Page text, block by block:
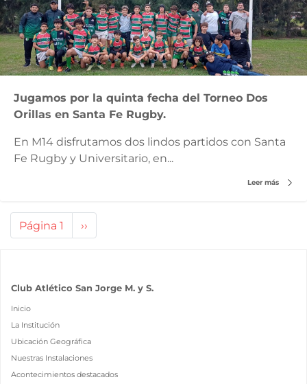
Jugamos por la quinta fecha del Torneo Dos
Orillas en Santa Fe Rugby.
En M14 disfrutamos dos lindos partidos con Santa
Fe Rugby y Universitario, en...
Leer más
Paginación
Página 1
Siguiente
página
››
Club Atlético San Jorge M. y S.
Inicio
La Institución
Ubicación Geográfica
Nuestras Instalaciones
Acontecimientos destacados